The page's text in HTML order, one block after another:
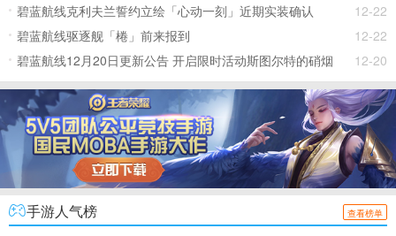
12-22
碧蓝航线克利夫兰誓约立绘「心动一刻」近期实装确认
12-22
碧蓝航线驱逐舰「棬」前来报到
12-20
碧蓝航线12月20日更新公告 开启限时活动斯图尔特的硝烟
手游人气榜 查看榜单